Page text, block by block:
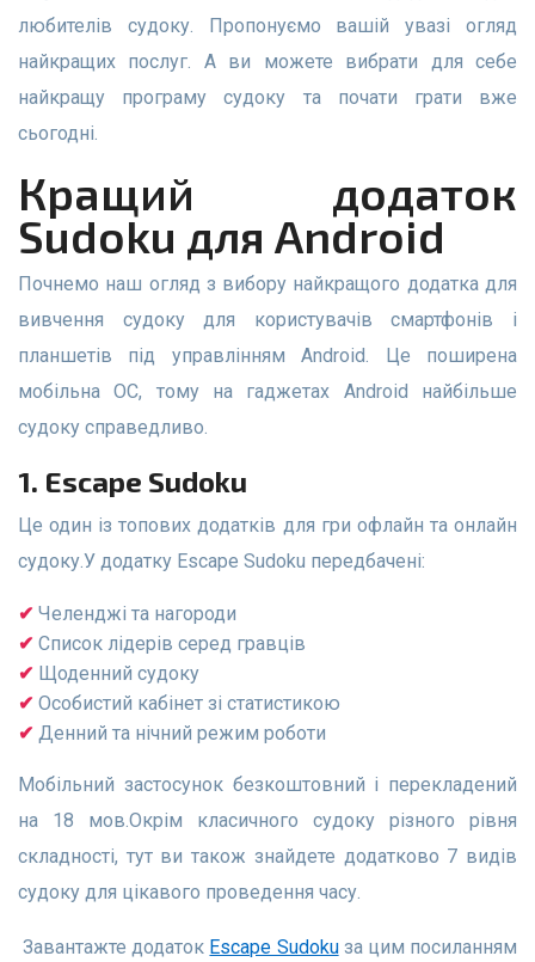
любителів судоку. Пропонуємо вашій увазі огляд
найкращих послуг. А ви можете вибрати для себе
найкращу програму судоку та почати грати вже
сьогодні.
Кращий додаток
Sudoku для Android
Почнемо наш огляд з вибору найкращого додатка для
вивчення судоку для користувачів смартфонів і
планшетів під управлінням Android. Це поширена
мобільна ОС, тому на гаджетах Android найбільше
судоку справедливо.
1. Escape Sudoku
Це один із топових додатків для гри офлайн та онлайн
судоку.У додатку Escape Sudoku передбачені:
Челенджі та нагороди
Список лідерів серед гравців
Щоденний судоку
Особистий кабінет зі статистикою
Денний та нічний режим роботи
Мобільний застосунок безкоштовний і перекладений
на 18 мов.Окрім класичного судоку різного рівня
складності, тут ви також знайдете додатково 7 видів
судоку для цікавого проведення часу.
Завантажте додаток Escape Sudokuза цим посиланням